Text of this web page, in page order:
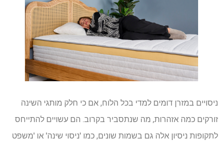
ניסויים במזרן דומים למדי בכל הלוח, אם כי חלק מותגי השינה
זורקים כמה אזהרות, מה שנתסביר בקרוב. הם עשויים להתייחס
לתקופות ניסיון אלה גם בשמות שונים, כמו 'ניסוי שינה' או 'משפט